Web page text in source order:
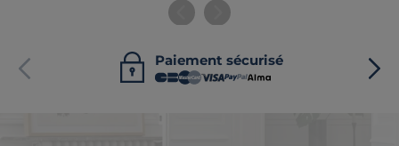
Paiement sécurisé